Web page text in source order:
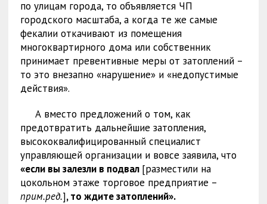
по улицам города, то объявляется ЧП
городского масштаба, а когда те же самые
фекалии откачивают из помещения
многоквартирного дома или собственник
принимает превентивные меры от затоплений –
то это внезапно «нарушение» и «недопустимые
действия».
А вместо предложений о том, как
предотвратить дальнейшие затопления,
высококвалифицированный специалист
управляющей организации и вовсе заявила, что
«если вы залезли в подвал [разместили на
цокольном этаже торговое предприятие –
прим.ред.], то ждите затоплений».